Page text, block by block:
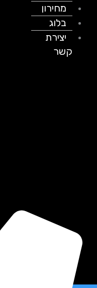
מחירון
בלוג
יצירת
קשר